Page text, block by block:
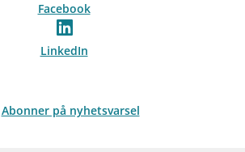
Facebook
LinkedIn
Abonner på nyhetsvarsel